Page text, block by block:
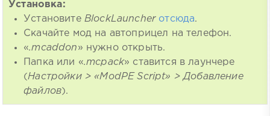
Установка:
Установите BlockLauncher отсюда.
Скачайте мод на автоприцел на телефон.
«.mcaddon » нужно открыть.
Папка или «.mcpack» ставится в лаунчере
(Настройки > «ModPE Script» > Добавление
файлов).